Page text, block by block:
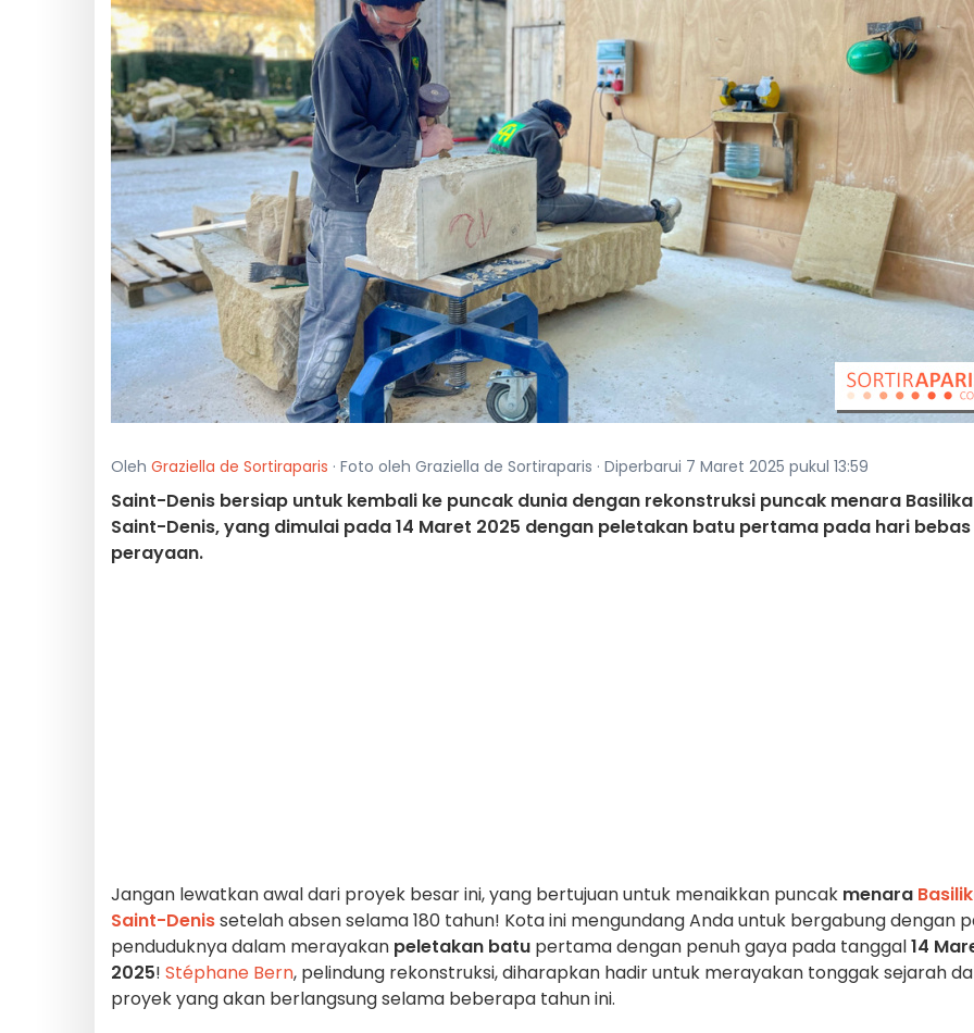
Oleh Graziella de Sortiraparis · Foto oleh Graziella de Sortiraparis · Diperbarui 7 Maret 2025 pukul 13:59
Saint-Denis bersiap untuk kembali ke puncak dunia dengan rekonstruksi puncak menara Basilika
Saint-Denis, yang dimulai pada 14 Maret 2025 dengan peletakan batu pertama pada hari bebas
perayaan.
Jangan lewatkan awal dari proyek besar ini, yang bertujuan untuk menaikkan puncak menara
Saint-Denissetelah absen selama 180 tahun! Kota ini mengundang Anda untuk bergabung dengan
penduduknya dalam merayakan peletakan batu pertama dengan penuh gaya pada tanggal14
2025! Stéphane Bern, pelindung rekonstruksi, diharapkan hadir untuk merayakan tonggak sejarah
proyek yang akan berlangsung selama beberapa tahun ini.